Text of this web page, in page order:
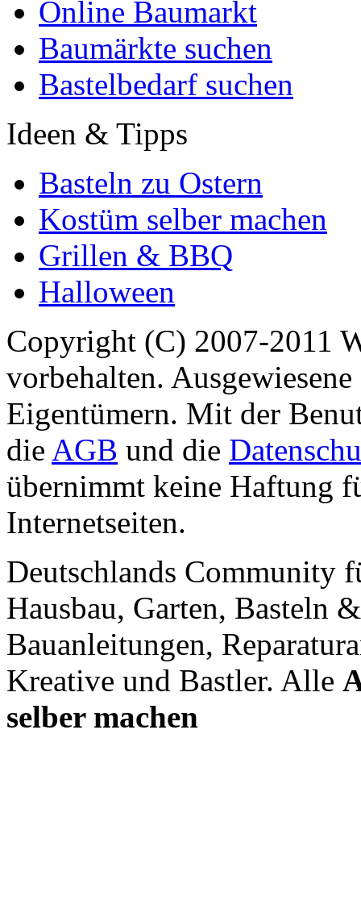
Online Baumarkt
Baumärkte suchen
Bastelbedarf suchen
Ideen & Tipps
Basteln zu Ostern
Kostüm selber machen
Grillen & BBQ
Halloween
Copyright (C) 2007-2011
vorbehalten.
Eigentümern. Mit der
die AGB und die
übernimmt keine Haftung
Internetseiten.
Deutschlands Community
Hausbau, Garten, Basteln
Bauanleitungen,
Kreative und Bastler. Alle
selber machen